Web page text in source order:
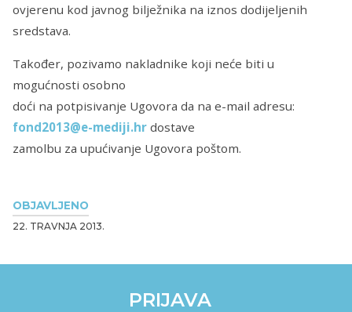
OBJAVLJENO
22. TRAVNJA 2013.
ovjerenu kod javnog bilježnika na iznos dodijeljenih
sredstava.
Također, pozivamo nakladnike koji neće biti u
mogućnosti osobno
doći na potpisivanje Ugovora da na e-mail adresu:
fond2013@e-mediji.hr dostave
zamolbu za upućivanje Ugovora poštom.
PRIJAVA